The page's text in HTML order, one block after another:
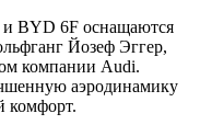
BYD 6F оснащаются
Йозеф Эггер,
компании Audi.
аэродинамику
комфорт.